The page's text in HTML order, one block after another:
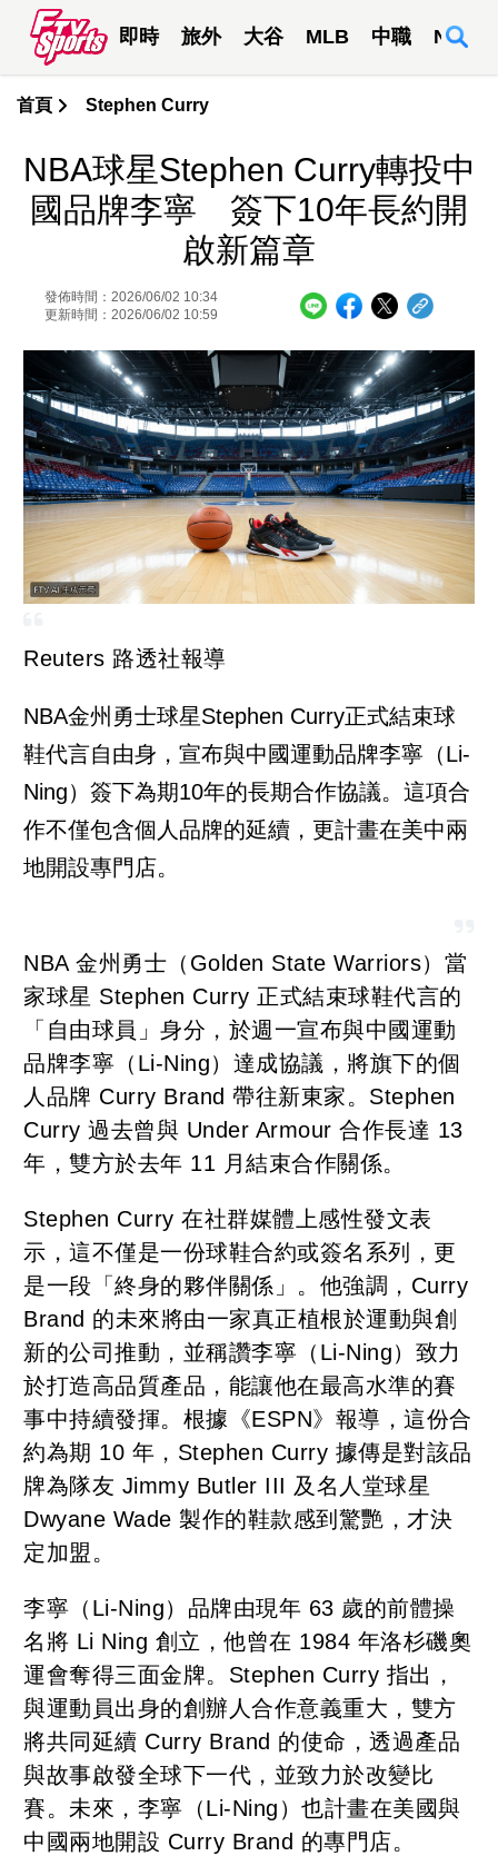
即時 旅外 大谷 MLB 中職 NBA
首頁 Stephen Curry
NBA球星Stephen Curry轉投中
國品牌李寧 簽下10年長約開
啟新篇章
發佈時間：2026/06/02 10:34
更新時間：2026/06/02 10:59
Reuters 路透社報導
NBA金州勇士球星Stephen Curry正式結束球
鞋代言自由身，宣布與中國運動品牌李寧（Li-
Ning）簽下為期10年的長期合作協議。這項合
作不僅包含個人品牌的延續，更計畫在美中兩
地開設專門店。
NBA 金州勇士（Golden State Warriors）當
家球星 Stephen Curry 正式結束球鞋代言的
「自由球員」身分，於週一宣布與中國運動
品牌李寧（Li-Ning）達成協議，將旗下的個
人品牌 Curry Brand 帶往新東家。Stephen
Curry 過去曾與 Under Armour 合作長達 13
年，雙方於去年 11 月結束合作關係。
Stephen Curry 在社群媒體上感性發文表
示，這不僅是一份球鞋合約或簽名系列，更
是一段「終身的夥伴關係」。他強調，Curry
Brand 的未來將由一家真正植根於運動與創
新的公司推動，並稱讚李寧（Li-Ning）致力
於打造高品質產品，能讓他在最高水準的賽
事中持續發揮。根據《ESPN》報導，這份合
約為期 10 年，Stephen Curry 據傳是對該品
牌為隊友 Jimmy Butler III 及名人堂球星
Dwyane Wade 製作的鞋款感到驚艷，才決
定加盟。
李寧（Li-Ning）品牌由現年 63 歲的前體操
名將 Li Ning 創立，他曾在 1984 年洛杉磯奧
運會奪得三面金牌。Stephen Curry 指出，
與運動員出身的創辦人合作意義重大，雙方
將共同延續 Curry Brand 的使命，透過產品
與故事啟發全球下一代，並致力於改變比
賽。未來，李寧（Li-Ning）也計畫在美國與
中國兩地開設 Curry Brand 的專門店。